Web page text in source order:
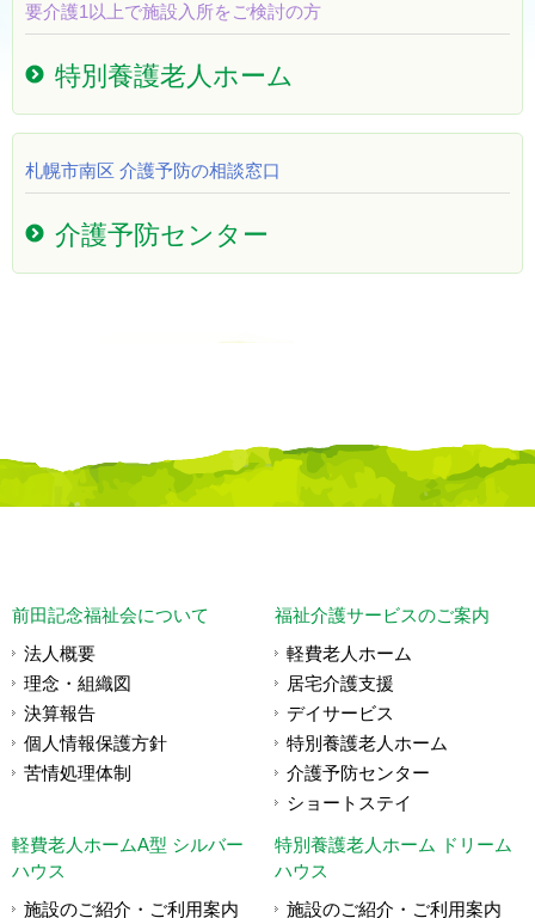
要介護1以上で施設入所をご検討の方
特別養護老人ホーム
札幌市南区 介護予防の相談窓口
介護予防センター
前田記念福祉会について
法人概要
理念・組織図
決算報告
個人情報保護方針
苦情処理体制
福祉介護サービスのご案内
軽費老人ホーム
居宅介護支援
デイサービス
特別養護老人ホーム
介護予防センター
ショートステイ
軽費老人ホームA型 シルバー
ハウス
施設のご紹介・ご利用案内
特別養護老人ホーム ドリーム
ハウス
施設のご紹介・ご利用案内